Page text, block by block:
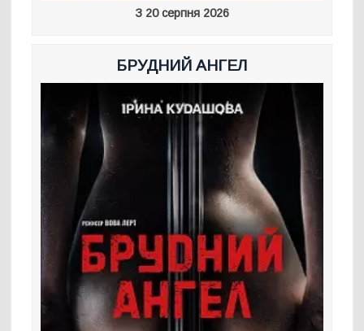
З 20 серпня 2026
БРУДНИЙ АНГЕЛ